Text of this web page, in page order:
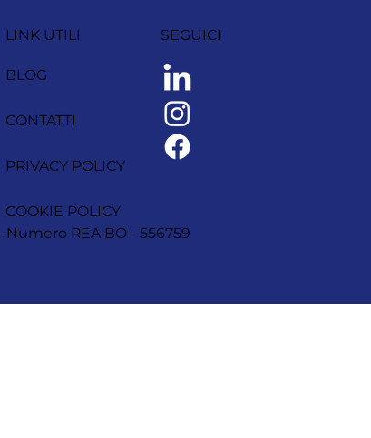
LINK UTILI
BLOG
CONTATTI
PRIVACY POLICY
COOKIE POLICY
SEGUICI
REA BO - 556759